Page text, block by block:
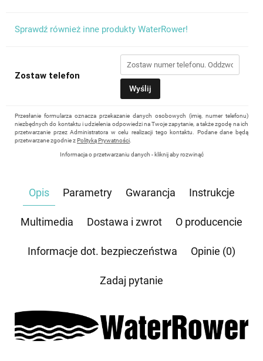
Sprawdź również inne produkty WaterRower!
Zostaw telefon
Wyślij
Przesłanie formularza oznacza przekazanie danych osobowych (imię, numer telefonu)
niezbędnych do kontaktu i udzielenia odpowiedzi na Twoje zapytanie, a także zgodę na ich
przetwarzanie przez Administratora w celu realizacji tego kontaktu. Podane dane będą
przetwarzane zgodnie zPolityką Prywatności
Informacja o przetwarzaniu danych - kliknij aby rozwinąć
odpowiedzi, może być w każdej chwili wycofana, kontaktując się z administratorem, np.
której dane dotyczą, przysługuje prawo dostępu do swoich danych, ich sprostowania,
żądania zaprzestania przetwarzania, usunięcia, ograniczenia przetwarzania, a także prawo
Opis Parametry Gwarancja Instrukcje
Multimedia Dostawa i zwrot O producencie
Informacje dot. bezpieczeństwa Opinie (0)
Zadaj pytanie